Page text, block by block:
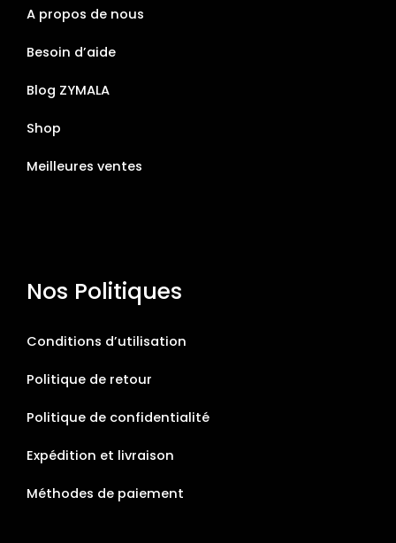
A propos de nous
Besoin d’aide
Blog ZYMALA
Shop
Meilleures ventes
Nos Politiques
Conditions d’utilisation
Politique de retour
Politique de confidentialité
Expédition et livraison
Méthodes de paiement